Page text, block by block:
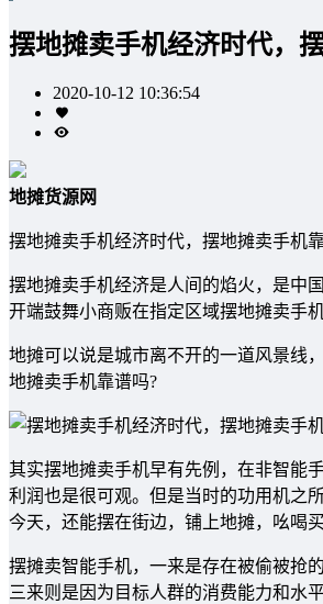
摆地摊卖手机经济时代，
2020-10-12 10:36:54
地摊货源网
摆地摊卖手机经济时代，摆地摊卖手机
摆地摊卖手机经济是人间的焰火，是中
开端鼓舞小商贩在指定区域摆地摊卖手
地摊可以说是城市离不开的一道风景线
地摊卖手机靠谱吗?
其实摆地摊卖手机早有先例，在非智能
利润也是很可观。但是当时的功用机之
今天，还能摆在街边，铺上地摊，吆喝
摆摊卖智能手机，一来是存在被偷被抢
三来则是因为目标人群的消费能力和水